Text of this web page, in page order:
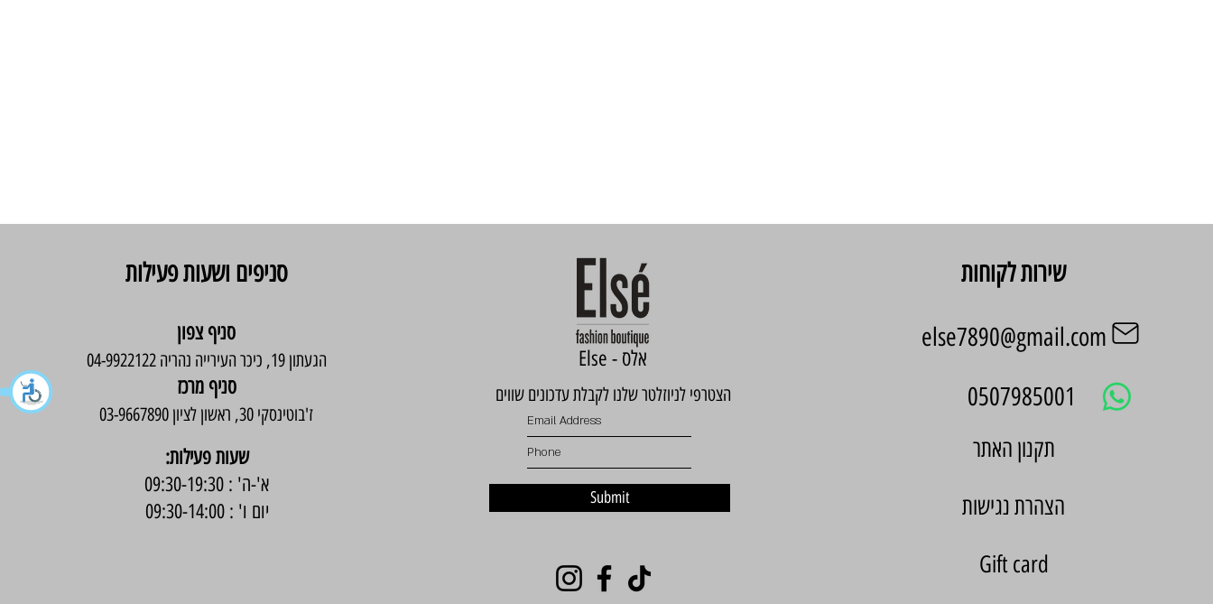
סניפים ושעות פעילות
סניף צפון
הגעתון 19, כיכר העירייה נהריה 04-9922122
סניף מרכז
ז'בוטינסקי 30, ראשון לציון 03-9667890
:שעות פעילות
א'-ה' : 09:30-19:30
יום ו' : 09:30-14:00
Else - אלס
הצטרפי לניוזלטר שלנו לקבלת עדכונים שווים
Submit
שירות לקוחות
else7890@gmail.com
0507985001
הצהרת נגישות
Gift card